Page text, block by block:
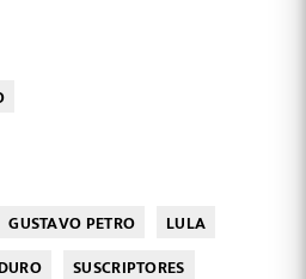
GUSTAVO PETRO
LULA
SUSCRIPTORES